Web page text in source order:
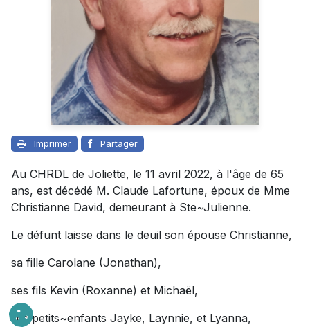
Imprimer Partager
Au CHRDL de Joliette, le 11 avril 2022, à l'âge de 65
ans, est décédé M. Claude Lafortune, époux de Mme
Christianne David, demeurant à Ste~Julienne.
Le défunt laisse dans le deuil son épouse Christianne,
sa fille Carolane (Jonathan),
ses fils Kevin (Roxanne) et Michaël,
ses petits~enfants Jayke, Laynnie, et Lyanna,